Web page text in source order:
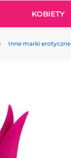
KOBIETY
Inne marki erotyczne